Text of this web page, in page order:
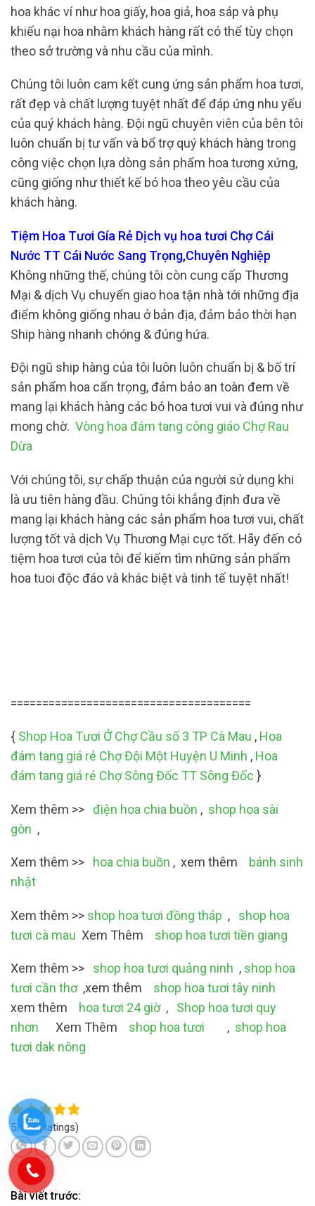
hoa khác ví như hoa giấy, hoa giả, hoa sáp và phụ
khiếu nại hoa nhằm khách hàng rất có thể tùy chọn
theo sở trường và nhu cầu của mình.
Chúng tôi luôn cam kết cung ứng sản phẩm hoa tươi,
rất đẹp và chất lượng tuyệt nhất để đáp ứng nhu yếu
của quý khách hàng. Đội ngũ chuyên viên của bên tôi
luôn chuẩn bị tư vấn và bổ trợ quý khách hàng trong
công việc chọn lựa dòng sản phẩm hoa tương xứng,
cũng giống như thiết kế bó hoa theo yêu cầu của
khách hàng.
Tiệm Hoa Tươi Gía Rẻ Dịch vụ hoa tươi Chợ Cái
Nước TT Cái Nước Sang Trọng,Chuyên Nghiệp
Không những thế, chúng tôi còn cung cấp Thương
Mại & dịch Vụ chuyển giao hoa tận nhà tới những địa
điểm không giống nhau ở bản địa, đảm bảo thời hạn
Ship hàng nhanh chóng & đúng hứa.
Đội ngũ ship hàng của tôi luôn luôn chuẩn bị & bố trí
sản phẩm hoa cẩn trọng, đảm bảo an toàn đem về
mang lại khách hàng các bó hoa tươi vui và đúng như
mong chờ. Vòng hoa đám tang công giáo Chợ Rau
Dừa
Với chúng tôi, sự chấp thuận của người sử dụng khi
là ưu tiên hàng đầu. Chúng tôi khẳng định đưa về
mang lại khách hàng các sản phẩm hoa tươi vui, chất
lượng tốt và dịch Vụ Thương Mại cực tốt. Hãy đến có
tiệm hoa tươi của tôi để kiếm tìm những sản phẩm
hoa tuoi độc đáo và khác biệt và tinh tế tuyệt nhất!
======================================
{ Shop Hoa Tươi Ở Chợ Cầu số 3 TP Cà Mau , Hoa
đám tang giá rẻ Chợ Đội Một Huyện U Minh , Hoa
đám tang giá rẻ Chợ Sông Đốc TT Sông Đốc }
Xem thêm >> điện hoa chia buồn , shop hoa sài
gòn ,
Xem thêm >> hoa chia buồn , xem thêm
bánh sinh
nhật
Xem thêm >> shop hoa tươi đồng tháp , shop hoa
tươi cà mau Xem Thêm shop hoa tươi tiền giang
Xem thêm >> shop hoa tươi quảng ninh , shop hoa
tươi cần thơ,xem thêm shop hoa tươi tây ninh
xem thêm hoa tươi 24 giờ ,
Shop hoa tươi quy
nhơn
Xem Thêm shop hoa tươi , shop hoa
tươi dak nông
5/5 (4 Ratings)
Bài viết trước: